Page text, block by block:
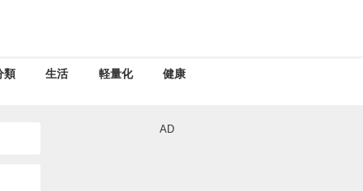
類 生活 軽量化 健康
AD